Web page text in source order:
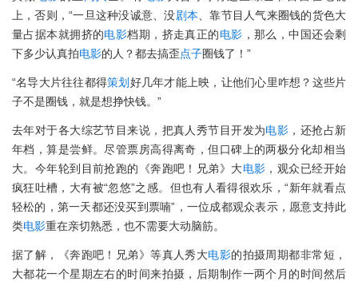
上，否则，“一旦这种没诚意、没剧本 、靠节目人气来圈钱的货色大
量占据本就拥挤的电影档期，挤走真正的电影 ，那么，中国还会剩
下多少认真拍电影的人？都去搞歪点子圈钱了！”
“名导大片往往都得策划 好几年才能上映，让他们心里咋想？这些片
子不是圈钱，就是想挣快钱。”
去年对于各大综艺节目来说，把真人秀节目开发为电影 ，还抢占新
年档，算是尝鲜。尽管票房高得离奇，但口碑上的两极分化却相当
大。今年轮到目前抢跑的《奔跑吧！兄弟》大电影 ，观众已经开始
疯狂吐槽，大有被“忽悠”之感。但也有人看得很欢乐，“新年就看点
轻松的，第一天都还没买到票喃”，一位成都观众表示，愿意支持此
类电影重在亲切熟悉，也不需要大动脑筋。
据了解，《奔跑吧！兄弟》等真人秀大电影的拍摄周期都非常短，
大都花一个星期左右的时间来拍摄，后期制作一两个月的时间然后